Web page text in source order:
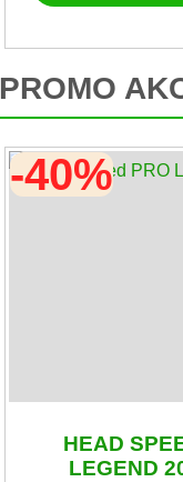
PROMO
HEAD
LEGEND
-40%